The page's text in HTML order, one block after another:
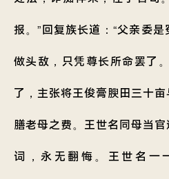
报。”回复族长道：“父亲委
做头敌，只凭尊长所命罢了
了，主张将王俊膏腴田三十
膳老母之费。王世名同母当
词，永无翻悔。王世名一